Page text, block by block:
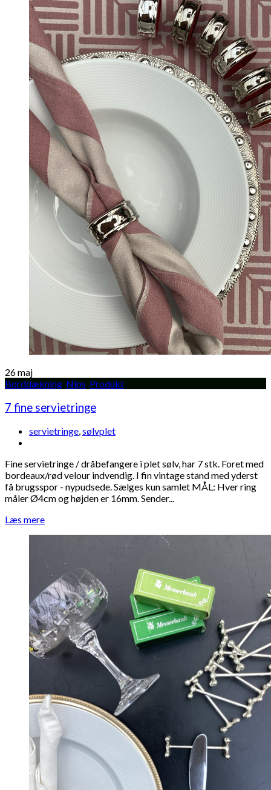
26maj
Borddækning Nips Produkt
7 fine servietringe
servietringe,sølvplet
Fine servietringe / dråbefangere i plet sølv, har 7 stk. Foret med
bordeaux/rød velour indvendig. I fin vintage stand med yderst
få brugsspor - nypudsede. Sælges kun samlet MÅL: Hver ring
måler Ø4cm og højden er 16mm. Sender...
Læs mere